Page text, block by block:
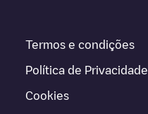
Termos e condições
Política de Privacidade
Cookies